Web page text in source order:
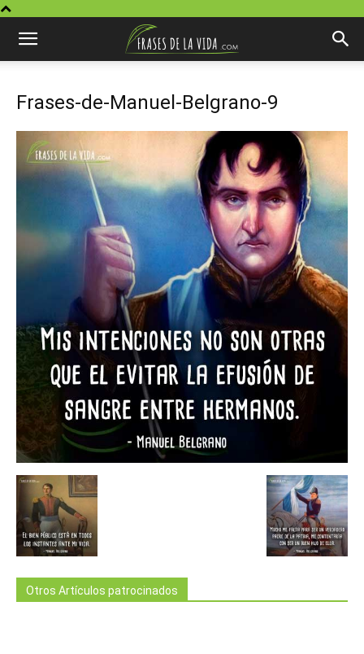
Frases-de-Manuel-Belgrano-9
Otros Artículos patrocinados